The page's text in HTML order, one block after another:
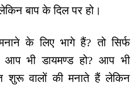
बाप के दिल पर हो।
के लिए भागे हैं? तो सिर्फ
आप भी डायमण्ड हो? आप भी
शुरू वालों की मनाते हैं लेकिन